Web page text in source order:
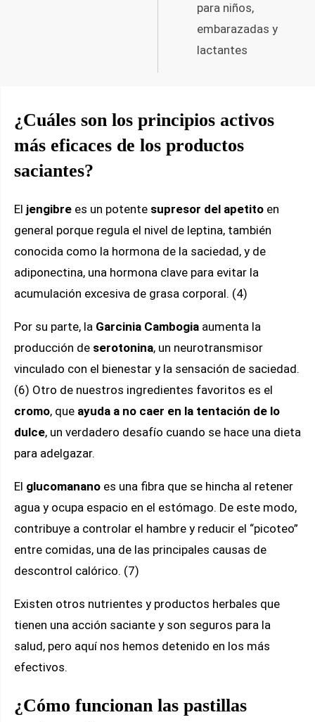
para niños,
embarazadas y
lactantes
¿Cuáles son los principios activos
más eficaces de los productos
saciantes?
El jengibre es un potente supresor del apetito en
general porque regula el nivel de leptina, también
conocida como la hormona de la saciedad, y de
adiponectina, una hormona clave para evitar la
acumulación excesiva de grasa corporal. (4)
Por su parte, la Garcinia Cambogia aumenta la
producción de serotonina, un neurotransmisor
vinculado con el bienestar y la sensación de saciedad.
(6) Otro de nuestros ingredientes favoritos es el
cromo, que ayuda a no caer en la tentación de lo
dulce, un verdadero desafío cuando se hace una dieta
para adelgazar.
El glucomanano es una fibra que se hincha al retener
agua y ocupa espacio en el estómago. De este modo,
contribuye a controlar el hambre y reducir el “picoteo”
entre comidas, una de las principales causas de
descontrol calórico. (7)
Existen otros nutrientes y productos herbales que
tienen una acción saciante y son seguros para la
salud, pero aquí nos hemos detenido en los más
efectivos.
¿Cómo funcionan las pastillas